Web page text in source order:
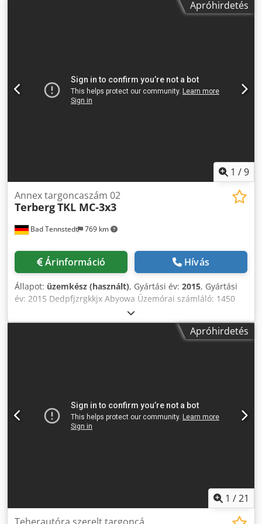
forgalmi engedély és új munkavédelmi vizsgálat NÉLKÜL
kínáljuk!!! Szükség esetén ezek felár ellenében
értékesítés KIZÁRÓLAG vállalkozások, kereskedők vagy
exportőrök számára történik!!! Az ajánlat nem kötelező
érvényű, a beírási hibák, változtatások, tévedések és a
értékesítéskor kerül kiállításra. Djdpfx Abjzrbndsyjwa A
jármű helye: Im Gewerbepark 11, 99441 Umpferstedt
magasság: 2200 mm Dwjdpfx Abszrgk Rjysa A bal oldali
Apróhirdetés
1 /9
Bad Tennstedt 769 km
Annex targoncaszám 02
TerbergTKL MC-3x3
Árinformáció Hívás
Állapot: üzemkész (használt), Gyártási év: 2015, Gyártási
év: 2015 Dedpfjzrgkkjx Abyowa Üzemórai számláló: 1450
óra Teljesítmény: 21,9 kW Négykerék-hajtás Maximális
emelési teherbírás: 2500 kg Maximális emelési magasság:
Apróhirdetés
1 /21